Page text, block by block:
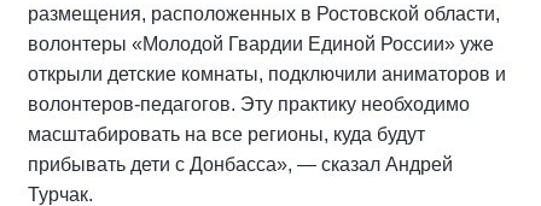
размещения, расположенных в Ростовской области,
волонтеры «Молодой Гвардии Единой России» уже
открыли детские комнаты, подключили аниматоров и
волонтеров-педагогов. Эту практику необходимо
масштабировать на все регионы, куда будут
прибывать дети с Донбасса», — сказал Андрей
Турчак.